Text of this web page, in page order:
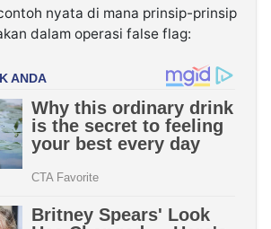
nyata di mana prinsip-prinsip
dalam operasi false flag: